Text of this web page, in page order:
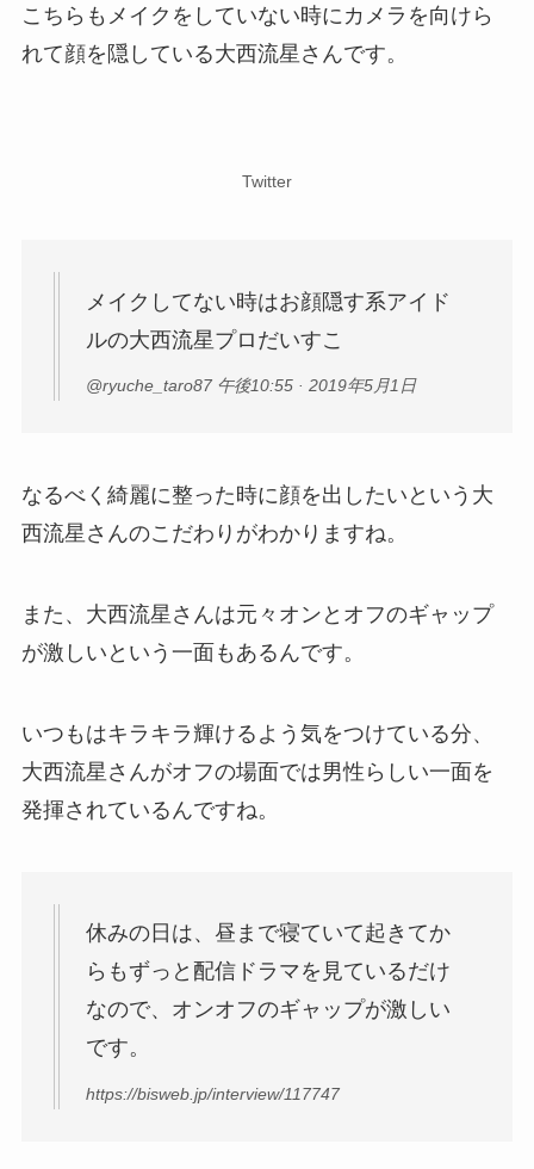
こちらもメイクをしていない時にカメラを向けら
れて顔を隠している大西流星さんです。
Twitter
メイクしてない時はお顔隠す系アイド
ルの大西流星プロだいすこ
@ryuche_taro87 午後10:55 · 2019年5月1日
なるべく綺麗に整った時に顔を出したいという大
西流星さんのこだわりがわかりますね。
また、大西流星さんは元々オンと オフのギャップ
が激しい という一面もあるんです。
いつもはキラキラ輝けるよう気をつけている分、
大西流星さんがオフの場面では男性らしい一面を
発揮されているんですね。
休みの日は、昼まで寝ていて起きてか
らもずっと配信ドラマを見ているだけ
なので、 オンオフのギャップが激しい
です。
https://bisweb.jp/interview/117747